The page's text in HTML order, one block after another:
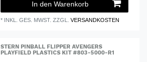
In den Warenkorb
* INKL. GES. MWST. ZZGL.VERSANDKOSTEN
STERN PINBALL FLIPPER AVENGERS
PLAYFIELD PLASTICS KIT #803-5000-R1